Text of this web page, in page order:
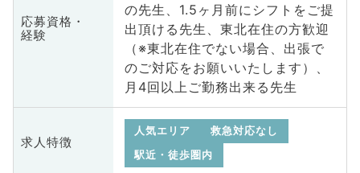
応募資格・
経験
の先生、1.5ヶ月前にシフトをご提
出頂ける先生、東北在住の方歓迎
（※東北在住でない場合、出張で
のご対応をお願いいたします）、
月4回以上ご勤務出来る先生
求人特徴
人気エリア
救急対応なし
駅近・徒歩圏内